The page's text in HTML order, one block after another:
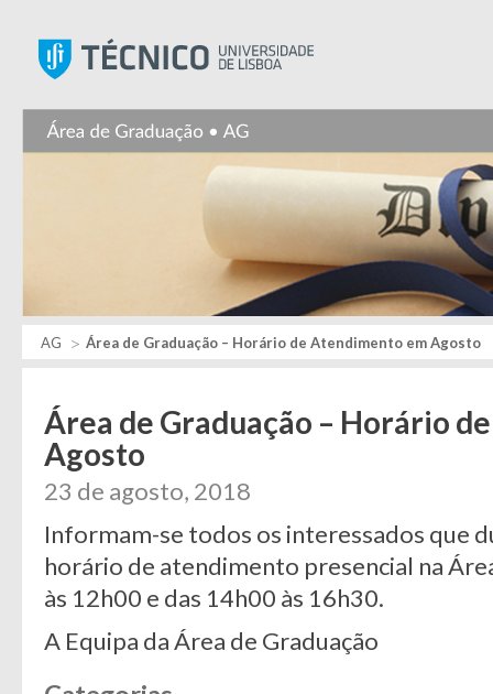
AG Área de Graduação – Horário de Atendimento em Agosto
Área de Graduação – Horário
Agosto
23 de agosto, 2018
Informam-se todos os interessados que
horário de atendimento presencial na
às 12h00 e das 14h00 às 16h30.
A Equipa da Área de Graduação